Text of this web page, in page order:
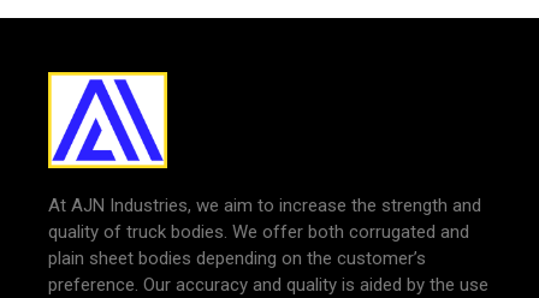
At AJN Industries, we aim to increase the strength and
quality of truck bodies. We offer both corrugated and
plain sheet bodies depending on the customer’s
preference. Our accuracy and quality is aided by the use